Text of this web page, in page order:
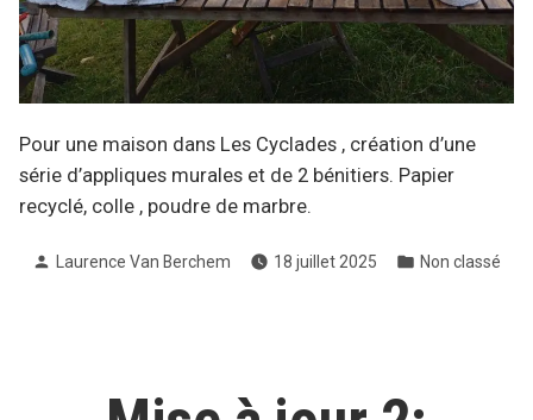
Pour une maison dans Les Cyclades , création d’une
série d’appliques murales et de 2 bénitiers. Papier
recyclé, colle , poudre de marbre.
Publié
Laurence Van Berchem 18 juillet 2025
Publié
Non classé